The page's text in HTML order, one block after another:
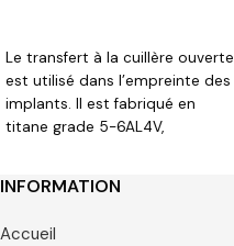
Le transfert à la cuillère ouverte
est utilisé dans l’empreinte des
implants. Il est fabriqué en
titane grade 5-6AL4V,
INFORMATION
Accueil